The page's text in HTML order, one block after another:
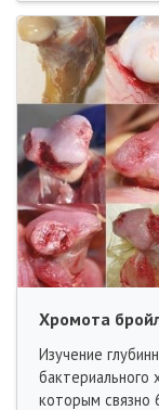
Хромота
Изучение
бактериального
которым связно